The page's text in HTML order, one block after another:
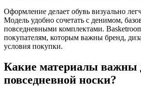
Оформление делает обувь визуально
Модель удобно сочетать с денимом,
повседневными комплектами.
покупателям, которым важны бренд,
условия покупки.
Какие материалы важны
повседневной носки?